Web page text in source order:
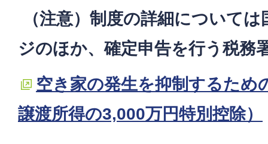
（注意）制度の詳細について
ジのほか、確定申告を行う税務
空き家の発生を抑制するため
譲渡所得の3,000万円特別控除）